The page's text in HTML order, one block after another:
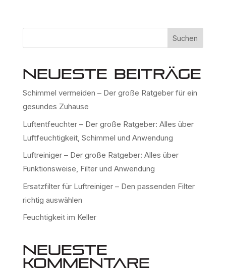
Suchen
Neueste Beiträge
Schimmel vermeiden – Der große Ratgeber für ein
gesundes Zuhause
Luftentfeuchter – Der große Ratgeber: Alles über
Luftfeuchtigkeit, Schimmel und Anwendung
Luftreiniger – Der große Ratgeber: Alles über
Funktionsweise, Filter und Anwendung
Ersatzfilter für Luftreiniger – Den passenden Filter
richtig auswählen
Feuchtigkeit im Keller
Neueste
Kommentare